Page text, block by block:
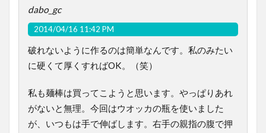
dabo_gc
2014/04/16 11:42 PM
破れないように作るのは簡単なんです。私のみたい
に硬くて厚くすればOK。（笑）
私も麺棒は買ってこようと思います。やっぱりあれ
がないと無理。今回はウオッカの瓶を使いました
が、いつもは手で伸ばします。右手の親指の腹で押